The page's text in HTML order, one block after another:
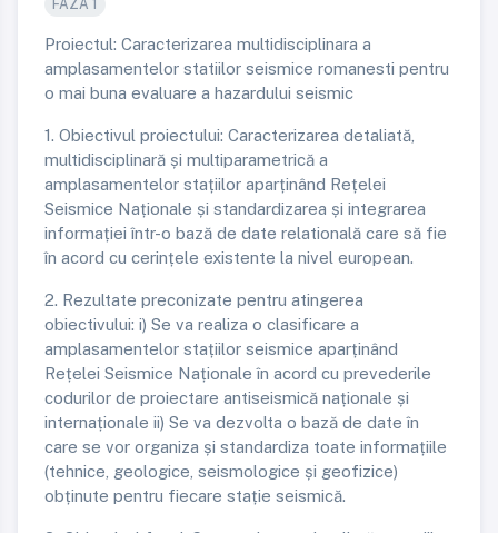
FAZA 1
Proiectul: Caracterizarea multidisciplinara a
amplasamentelor statiilor seismice romanesti pentru
o mai buna evaluare a hazardului seismic
1. Obiectivul proiectului: Caracterizarea detaliată,
multidisciplinară și multiparametrică a
amplasamentelor stațiilor aparținând Rețelei
Seismice Naționale și standardizarea și integrarea
informației într-o bază de date relatională care să fie
în acord cu cerințele existente la nivel european.
2. Rezultate preconizate pentru atingerea
obiectivului: i) Se va realiza o clasificare a
amplasamentelor stațiilor seismice aparținând
Rețelei Seismice Naționale în acord cu prevederile
codurilor de proiectare antiseismică naționale și
internaționale ii) Se va dezvolta o bază de date în
care se vor organiza și standardiza toate informațiile
(tehnice, geologice, seismologice și geofizice)
obținute pentru fiecare stație seismică.